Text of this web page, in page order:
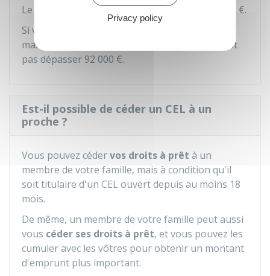
Le montant maximum duprêt CEL 23 000 €.
Si vous disposez aussi d'un PEL, le montant
maximum des prêts CEL et PEL cumulés ne peut
pas dépasser92 000 €.
Est-il possible de céder un CEL à un
proche ?
Vous pouvez cédervos droits à prêt à un
membre de votre famille, mais à condition qu'il
soit titulaire d'un CEL ouvert depuis au moins 18
mois.
De même, un membre de votre famille peut aussi
vous céder ses droits à prêt, et vous pouvez les
cumuler avec les vôtres pour obtenir un montant
d'emprunt plus important.
Privacy policy